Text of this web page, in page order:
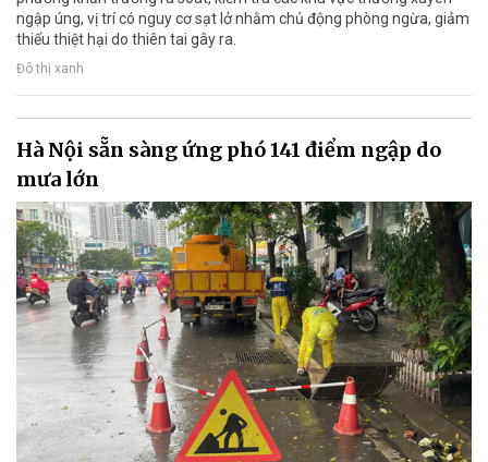
ngập úng, vị trí có nguy cơ sạt lở nhằm chủ động phòng ngừa, giảm
thiểu thiệt hại do thiên tai gây ra.
Đô thị xanh
Hà Nội sẵn sàng ứng phó 141 điểm ngập do
mưa lớn